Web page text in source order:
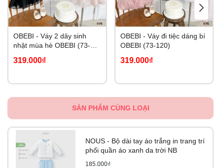
OBEBI - Váy 2 dây sinh
nhật mùa hè OBEBI (73-
319.000₫
OBEBI - Váy đi tiệc dáng bí
OBEBI (73-120)
319.000₫
SẢN PHẨM CÙNG LOẠI
NOUS - Bộ dài tay áo trắng in trang trí
phối quần áo xanh da trời NB
185.000₫